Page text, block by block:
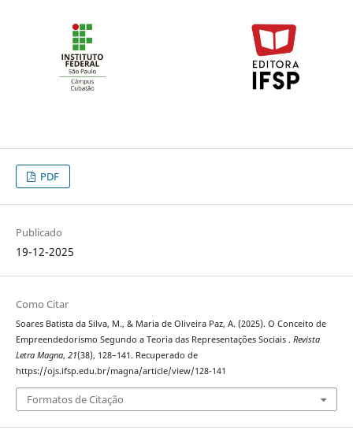
PDF
Publicado
19-12-2025
Como Citar
Soares Batista da Silva, M., & Maria de Oliveira Paz, A. (2025). O Conceito de
Empreendedorismo Segundo a Teoria das Representações Sociais . Revista
Letra Magna, 21(38), 128–141. Recuperado de
https://ojs.ifsp.edu.br/magna/article/view/128-141
Formatos de Citação